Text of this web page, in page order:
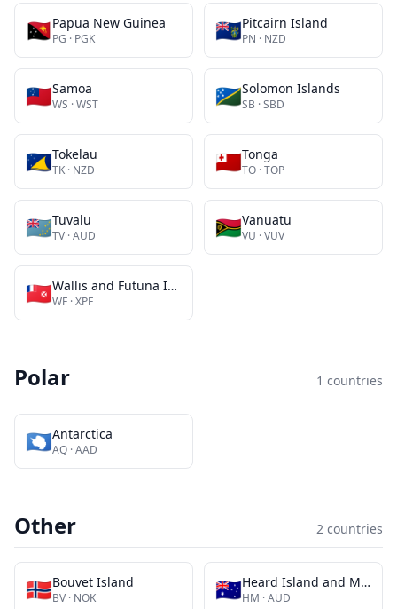
🇵🇬Papua New Guinea
PG · PGK 🇵🇳Pitcairn Island
PN · NZD
🇼🇸Samoa
WS ·WST 🇸🇧Solomon Islands
SB ·SBD
🇹🇰Tokelau
TK · NZD 🇹🇴Tonga
TO ·TOP
🇹🇻Tuvalu
TV ·AUD 🇻🇺Vanuatu
VU ·VUV
🇼🇫 Wallis and Futuna Islands
WF ·XPF
Polar 1 countries
🇦🇶Antarctica
AQ ·AAD
Other 2 countries
🇧🇻Bouvet Island
BV · NOK 🇭🇲 Heard Island and McDonald Islands
HM ·AUD